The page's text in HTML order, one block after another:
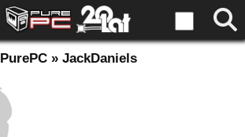
PurePC » JackDaniels